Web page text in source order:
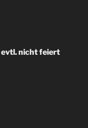
evtl. nicht feiert